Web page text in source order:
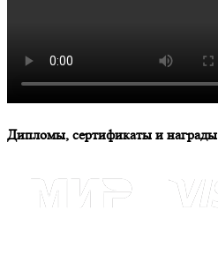
Дипломы, сертификаты и награды